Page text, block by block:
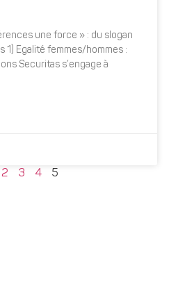
une force » : du slogan
1) Egalité femmes/hommes :
Securitas s’engage à
2 3 4 5